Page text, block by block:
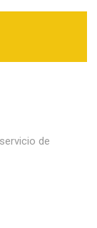
de